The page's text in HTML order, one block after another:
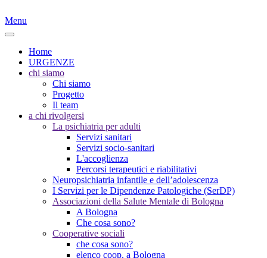
Menu
Home
URGENZE
chi siamo
Chi siamo
Progetto
Il team
a chi rivolgersi
La psichiatria per adulti
Servizi sanitari
Servizi socio-sanitari
L'accoglienza
Percorsi terapeutici e riabilitativi
Neuropsichiatria infantile e dell’adolescenza
I Servizi per le Dipendenze Patologiche (SerDP)
Associazioni della Salute Mentale di Bologna
A Bologna
Che cosa sono?
Cooperative sociali
che cosa sono?
elenco coop. a Bologna